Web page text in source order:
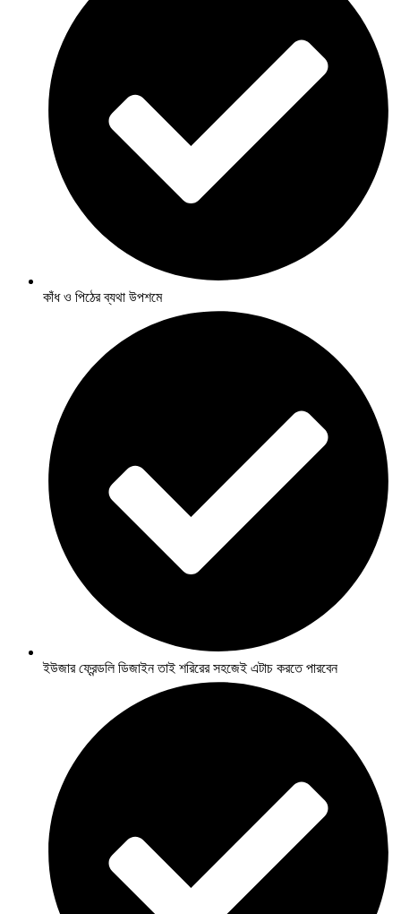
কাঁধ ও পিঠের ব্যথা উপশমে
ইউজার ফ্রেন্ডলি ডিজাইন তাই শরিরের সহজেই এটাচ করতে পারবেন